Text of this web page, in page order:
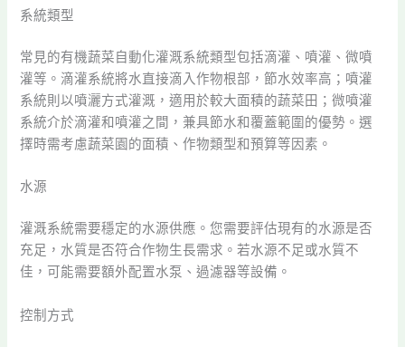
系統類型
常見的有機蔬菜自動化灌溉系統類型包括滴灌、噴灌、微噴
灌等。滴灌系統將水直接滴入作物根部，節水效率高；噴灌
系統則以噴灑方式灌溉，適用於較大面積的蔬菜田；微噴灌
系統介於滴灌和噴灌之間，兼具節水和覆蓋範圍的優勢。選
擇時需考慮蔬菜園的面積、作物類型和預算等因素。
水源
灌溉系統需要穩定的水源供應。您需要評估現有的水源是否
充足，水質是否符合作物生長需求。若水源不足或水質不
佳，可能需要額外配置水泵、過濾器等設備。
控制方式